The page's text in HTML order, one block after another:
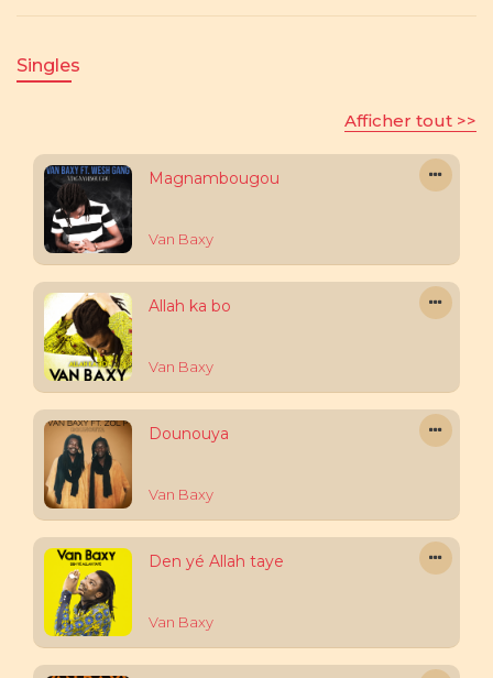
Singles
Afficher tout >>
Magnambougou
Van Baxy
Allah ka bo
Van Baxy
Dounouya
Van Baxy
Den yé Allah taye
Van Baxy